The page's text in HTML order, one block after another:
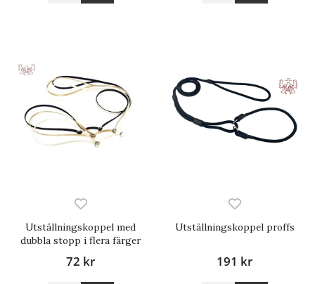
Utställningskoppel med
dubbla stopp i flera färger
72 kr
Utställningskoppel proffs
191 kr